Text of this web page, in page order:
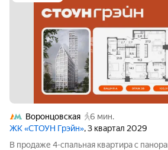
Воронцовская
6 мин.
ЖК «СТОУН Грэйн», 3 квартал 2029
В продаже 4-спальная квартира с